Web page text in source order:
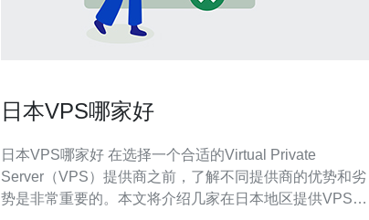
日本VPS哪家好
日本VPS哪家好 在选择一个合适的Virtual Private
Server（VPS）提供商之前，了解不同提供商的优势和劣
势是非常重要的。本文将介绍几家在日本地区提供VPS服